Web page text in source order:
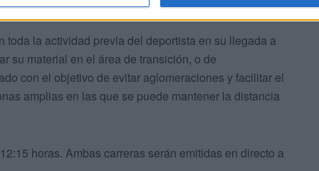
toda la actividad previa del deportista en su llegada a
su material en el área de transición, o de
con el objetivo de evitar aglomeraciones y facilitar el
amplias en las que se puede mantener la distancia
horas. Ambas carreras serán emitidas en directo a